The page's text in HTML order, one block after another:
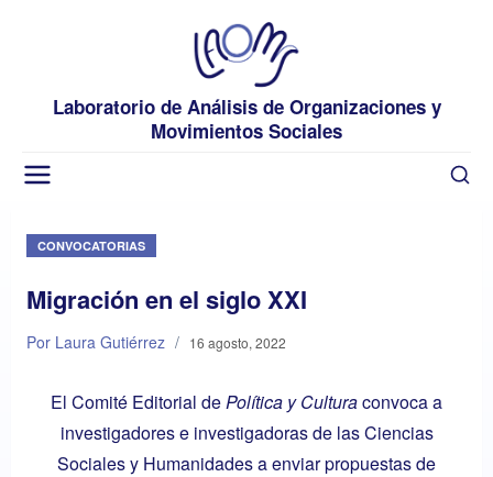
Laboratorio de Análisis de Organizaciones y
Movimientos Sociales
CONVOCATORIAS
Migración en el siglo XXI
Por Laura Gutiérrez / 16 agosto, 2022
El Comité Editorial dePolítica y Culturaconvoca a
investigadores e investigadoras de las Ciencias
Sociales y Humanidades a enviar propuestas de